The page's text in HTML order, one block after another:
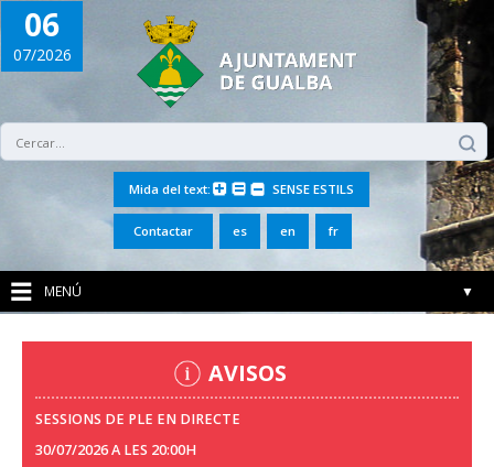
Mida del text: SENSE ESTILS
Contactar es en fr
MENÚ ▼
AVISOS
SESSIONS DE PLE EN DIRECTE
30/07/2026 A LES 20:00H
06
07/2026